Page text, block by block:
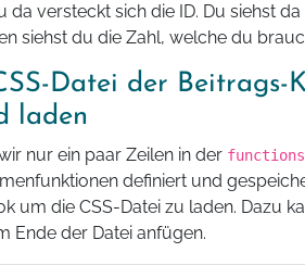
da versteckt sich die ID. Du siehst da
siehst du die Zahl, welche du
Datei der Beitrags-
laden
nur ein paar Zeilen in der
definiert und
um die CSS-Datei zu laden. Dazu
Ende der Datei anfügen.